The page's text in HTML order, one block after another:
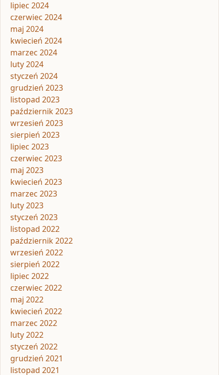
lipiec 2024
czerwiec 2024
maj 2024
kwiecień 2024
marzec 2024
luty 2024
styczeń 2024
grudzień 2023
listopad 2023
październik 2023
wrzesień 2023
sierpień 2023
lipiec 2023
czerwiec 2023
maj 2023
kwiecień 2023
marzec 2023
luty 2023
styczeń 2023
listopad 2022
październik 2022
wrzesień 2022
sierpień 2022
lipiec 2022
czerwiec 2022
maj 2022
kwiecień 2022
marzec 2022
luty 2022
styczeń 2022
grudzień 2021
listopad 2021